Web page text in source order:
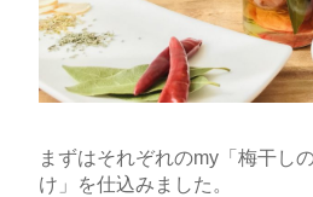
まずはそれぞれのmy「梅干し
け」を仕込みました。